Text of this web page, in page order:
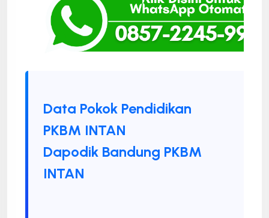
Data Pokok Pendidikan
PKBM INTAN
Dapodik Bandung PKBM
INTAN